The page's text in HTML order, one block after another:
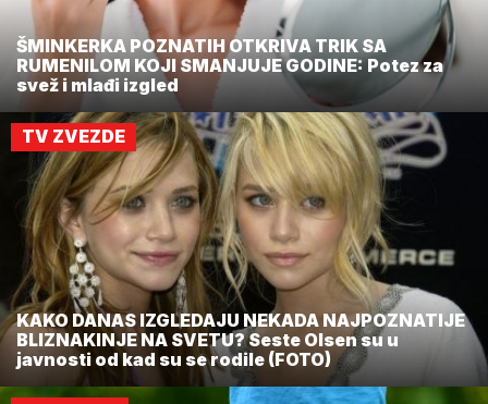
ŠMINKERKA POZNATIH OTKRIVA TRIK SA
RUMENILOM KOJI SMANJUJE GODINE: Potez za
svež i mlađi izgled
TV ZVEZDE
KAKO DANAS IZGLEDAJU NEKADA NAJPOZNATIJE
BLIZNAKINJE NA SVETU? Seste Olsen su u
javnosti od kad su se rodile (FOTO)